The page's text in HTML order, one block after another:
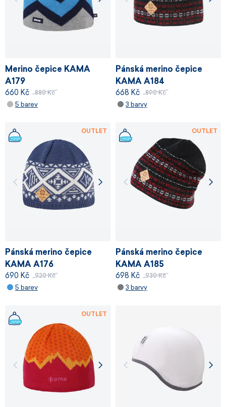
Merino čepice KAMA
A179
660 Kč 880 Kč
5 barev
Pánská merino čepice
KAMA A184
668 Kč 890 Kč
3 barvy
Pánská merino čepice
KAMA A176
690 Kč 920 Kč
5 barev
OUTLET
Pánská merino čepice
KAMA A185
698 Kč 930 Kč
3 barvy
OUTLET
OUTLET